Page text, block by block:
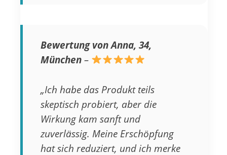
Bewertung von Anna, 34,
München –
„Ich habe das Produkt teils
skeptisch probiert, aber die
Wirkung kam sanft und
zuverlässig. Meine Erschöpfung
hat sich reduziert, und ich merke